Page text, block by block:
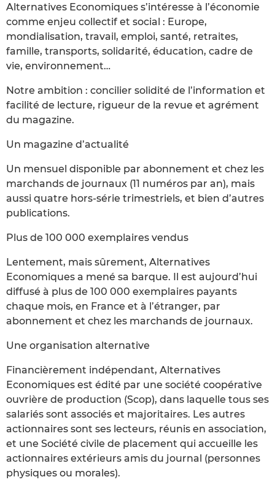
Alternatives Economiques s’intéresse à l’économie
comme enjeu collectif et social : Europe,
mondialisation, travail, emploi, santé, retraites,
famille, transports, solidarité, éducation, cadre de
vie, environnement…
Notre ambition : concilier solidité de l’information et
facilité de lecture, rigueur de la revue et agrément
du magazine.
Un magazine d’actualité
Un mensuel disponible par abonnement et chez les
marchands de journaux (11 numéros par an), mais
aussi quatre hors-série trimestriels, et bien d’autres
publications.
Plus de 100 000 exemplaires vendus
Lentement, mais sûrement, Alternatives
Economiques a mené sa barque. Il est aujourd’hui
diffusé à plus de 100 000 exemplaires payants
chaque mois, en France et à l’étranger, par
abonnement et chez les marchands de journaux.
Une organisation alternative
Financièrement indépendant, Alternatives
Economiques est édité par une société coopérative
ouvrière de production (Scop), dans laquelle tous ses
salariés sont associés et majoritaires. Les autres
actionnaires sont ses lecteurs, réunis en association,
et une Société civile de placement qui accueille les
actionnaires extérieurs amis du journal (personnes
physiques ou morales).